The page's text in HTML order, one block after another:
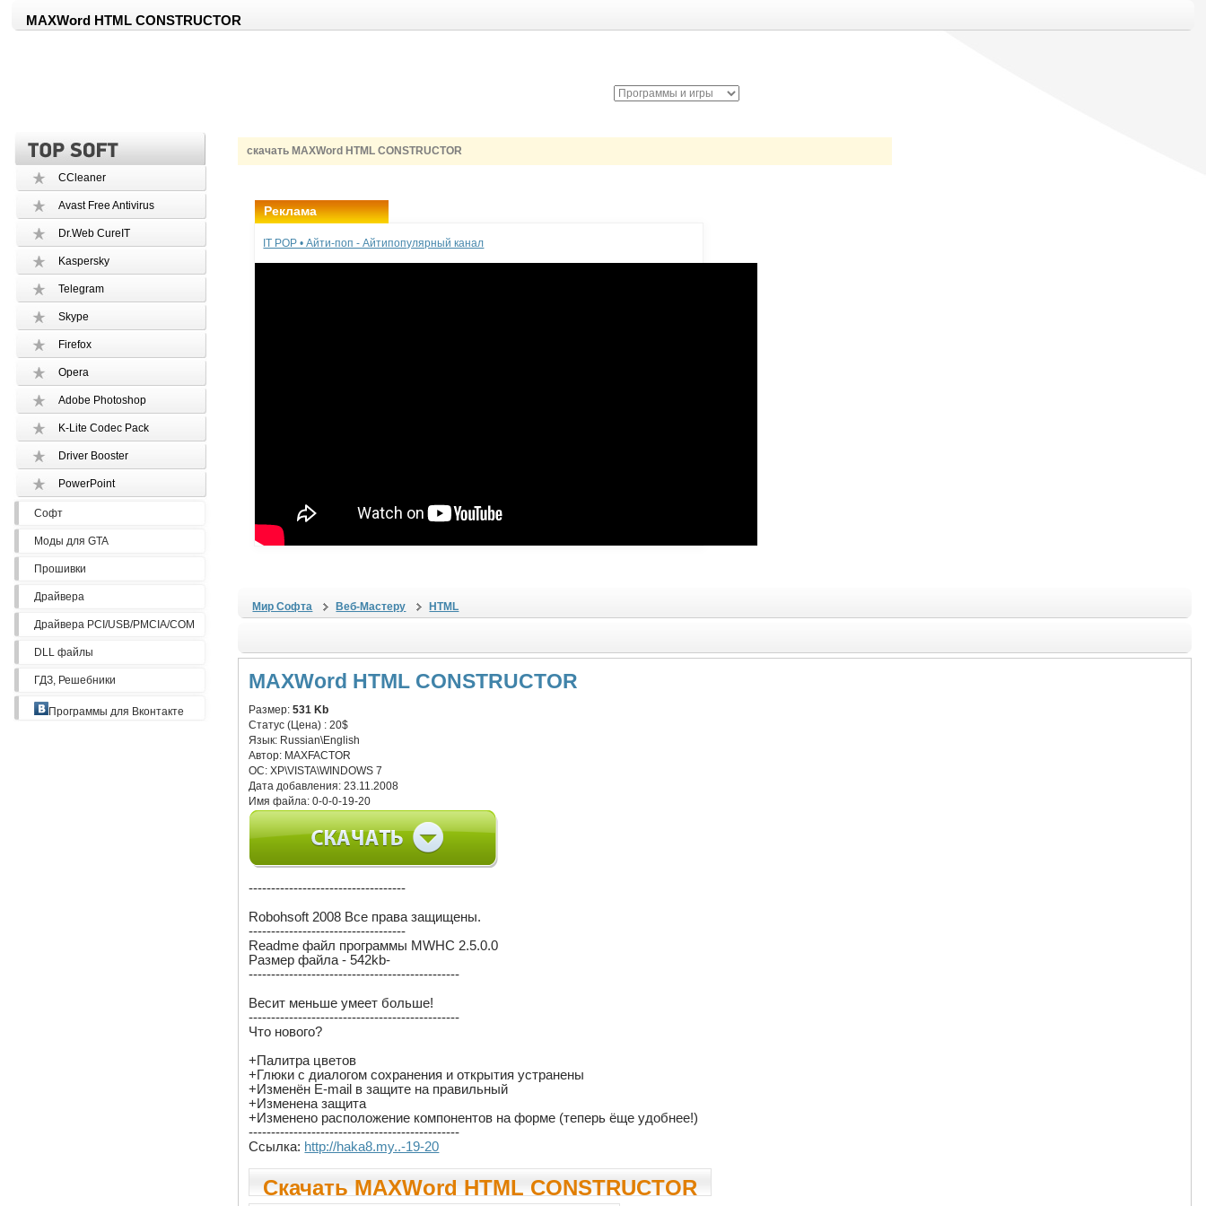
MAXWord HTML CONSTRUCTOR
скачать MAXWord HTML CONSTRUCTOR
CCleaner
Avast Free Antivirus
Dr.Web CureIT
Kaspersky
Telegram
Skype
Firefox
Opera
Adobe Photoshop
K-Lite Codec Pack
Driver Booster
PowerPoint
Софт
Моды для GTA
Прошивки
Драйвера
Драйвера PCI/USB/PMCIA/COM
DLL файлы
ГДЗ, Решебники
Программы для Вконтакте
Реклама
IT POP • Айти-поп - Айтипопулярный канал
Мир Софта Веб-Мастеру HTML
MAXWord HTML CONSTRUCTOR
Размер:531 Kb
Статус (Цена) :20$
Язык: Russian\English
Автор: MAXFACTOR
ОС:XP\VISTA\WINDOWS 7
Дата добавления:23.11.2008
Имя файла:0-0-0-19-20
-----------------------------------
Robohsoft 2008 Все права защищены.
-----------------------------------
Readme файл программы MWHC 2.5.0.0
Размер файла - 542kb-
-----------------------------------------------
Весит меньше умеет больше!
-----------------------------------------------
Что нового?
+Палитра цветов
+Глюки с диалогом сохранения и открытия устранены
+Изменён E-mail в защите на правильный
+Изменена защита
+Изменено расположение компонентов на форме (теперь ёще удобнее!)
-----------------------------------------------
Ссылка: http://haka8.my..-19-20
Скачать MAXWord HTML CONSTRUCTOR